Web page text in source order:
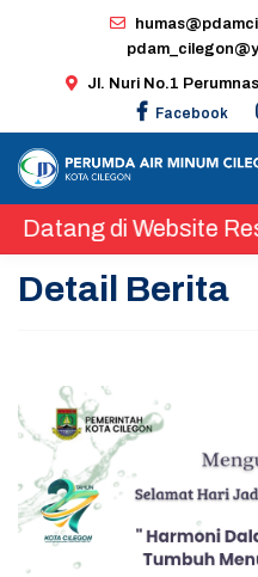
Jl. Nuri No.1
Facebook
di Website Resmi
Detail Berita